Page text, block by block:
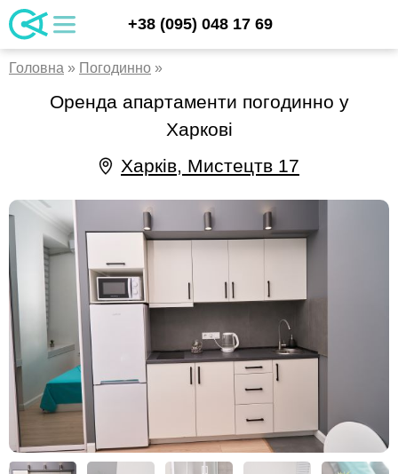
Skip
to
content
apartments +38 (095) 048 17 69
UA
RU
Головна » Погодинно »
Оренда апартаменти погодинно у
Харкові
Харків, Мистецтв 17